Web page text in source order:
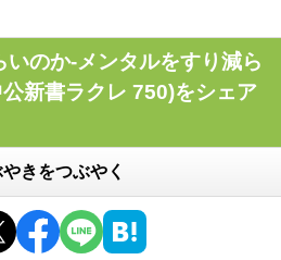
のか-メンタルをすり減ら
新書ラクレ 750)をシェア
きをつぶやく